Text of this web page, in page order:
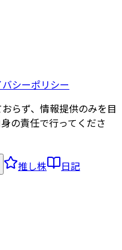
シーポリシー
らず、情報提供のみを目
の責任で行ってくださ
推し株 日記